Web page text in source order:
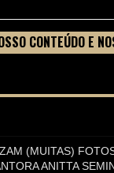
CONTEÚDO E
(MUITAS)
ANITTA